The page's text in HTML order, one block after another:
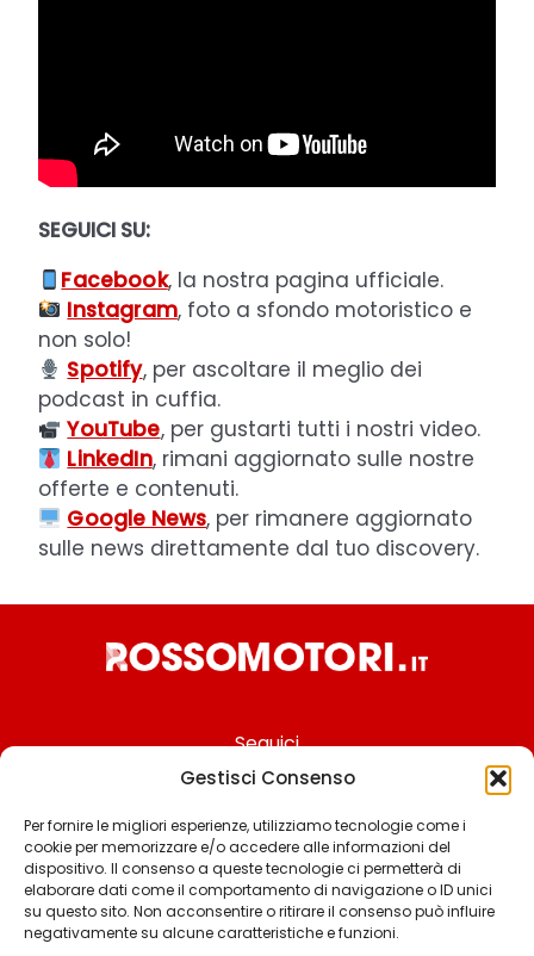
Gestisci Consenso
Per fornire le migliori esperienze, utilizziamo tecnologie come i
cookie per memorizzare e/o accedere alle informazioni del
dispositivo. Il consenso a queste tecnologie ci permetterà di
elaborare dati come il comportamento di navigazione o ID unici
su questo sito. Non acconsentire o ritirare il consenso può influire
negativamente su alcune caratteristiche e funzioni.
SEGUICI SU:
Facebook, la nostra pagina ufficiale.
Instagram, foto a sfondo motoristico e
non solo!
Spotify, per ascoltare il meglio dei
podcast in cuffia.
YouTube, per gustarti tutti i nostri video.
LinkedIn, rimani aggiornato sulle nostre
offerte e contenuti.
Google News, per rimanere aggiornato
sulle news direttamente dal tuo discovery.
Seguici
Chi siamo
Contattaci
Termini & Condizioni